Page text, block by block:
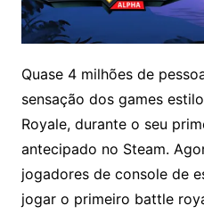
Quase 4 milhões de
sensação dos games
Royale, durante o seu
antecipado no Steam.
jogadores de console de
jogar o primeiro battle